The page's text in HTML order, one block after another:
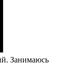
Занимаюсь